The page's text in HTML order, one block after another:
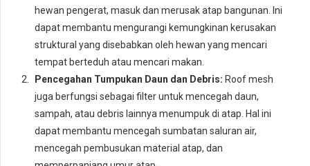
hewan pengerat, masuk dan merusak atap bangunan. Ini
dapat membantu mengurangi kemungkinan kerusakan
struktural yang disebabkan oleh hewan yang mencari
tempat berteduh atau mencari makan.
Pencegahan Tumpukan Daun dan Debris: Roof mesh
juga berfungsi sebagai filter untuk mencegah daun,
sampah, atau debris lainnya menumpuk di atap. Hal ini
dapat membantu mencegah sumbatan saluran air,
mencegah pembusukan material atap, dan